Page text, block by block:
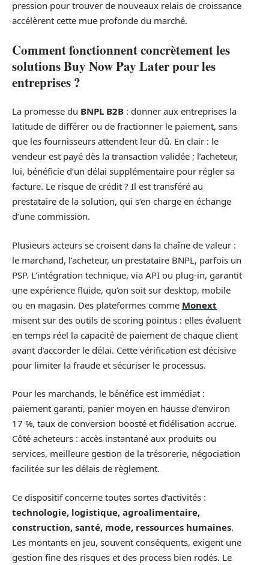
pression pour trouver de nouveaux relais de croissance
accélèrent cette mue profonde du marché.
Comment fonctionnent concrètement les
solutions Buy Now Pay Later pour les
entreprises ?
La promesse du BNPL B2B : donner aux entreprises la
latitude de différer ou de fractionner le paiement, sans
que les fournisseurs attendent leur dû. En clair : le
vendeur est payé dès la transaction validée ; l’acheteur,
lui, bénéficie d’un délai supplémentaire pour régler sa
facture. Le risque de crédit ? Il est transféré au
prestataire de la solution, qui s’en charge en échange
d’une commission.
Plusieurs acteurs se croisent dans la chaîne de valeur :
le marchand, l’acheteur, un prestataire BNPL, parfois un
PSP. L’intégration technique, via API ou plug-in, garantit
une expérience fluide, qu’on soit sur desktop, mobile
ou en magasin. Des plateformes comme Monext
misent sur des outils de scoring pointus : elles évaluent
en temps réel la capacité de paiement de chaque client
avant d’accorder le délai. Cette vérification est décisive
pour limiter la fraude et sécuriser le processus.
Pour les marchands, le bénéfice est immédiat :
paiement garanti, panier moyen en hausse d’environ
17 %, taux de conversion boosté et fidélisation accrue.
Côté acheteurs : accès instantané aux produits ou
services, meilleure gestion de la trésorerie, négociation
facilitée sur les délais de règlement.
Ce dispositif concerne toutes sortes d’activités :
technologie, logistique, agroalimentaire,
construction, santé, mode, ressources humaines.
Les montants en jeu, souvent conséquents, exigent une
gestion fine des risques et des process bien rodés. Le